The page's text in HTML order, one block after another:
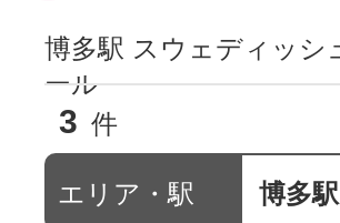
博多駅 スウェディッシ
ール
3 件
エリア・駅 博多駅